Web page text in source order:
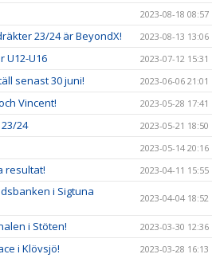
2023-08-18 08:57
23/24 är BeyondX! 2023-08-13 13:06
U12-U16 2023-07-12 15:31
senast 30 juni! 2023-06-06 21:01
Vincent! 2023-05-28 17:41
24 2023-05-21 18:50
2023-05-14 20:16
resultat! 2023-04-11 15:55
i Sigtuna
2023-04-04 18:52
i Stöten! 2023-03-30 12:36
i Klövsjö! 2023-03-28 16:13